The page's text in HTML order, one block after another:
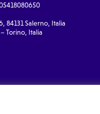
84131 Salerno, Italia
Torino, Italia